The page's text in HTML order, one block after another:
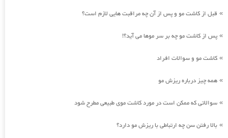
» قبل از کاشت مو و پس از آن چه مراقبت هایی لازم است؟
» پس از کاشت مو چه بر سر موها می آید؟!
» کاشت مو و سوالات افراد
» همه چیز درباره ریزش مو
» سوالاتی که ممکن است در مورد کاشت موی طبیعی مطرح شود
» بالا رفتن سن چه ارتباطی با ریزش مو دارد؟